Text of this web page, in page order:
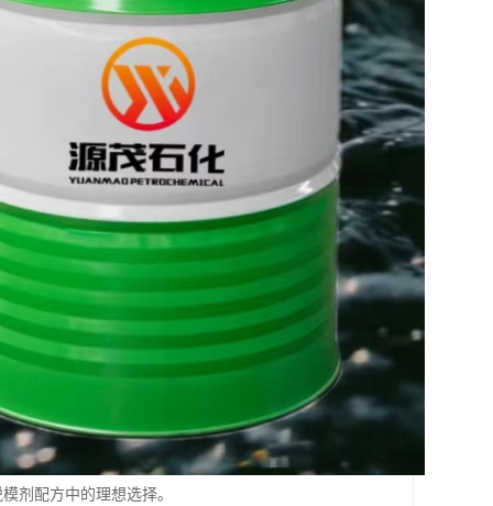
剂配方中的理想选择。